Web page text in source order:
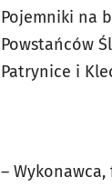
Pojemniki na
Powstańców
Patrynice i
–